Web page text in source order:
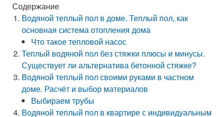
Содержание
Водяной теплый пол в доме. Теплый пол, как
основная система отопления дома
Что такое тепловой насос
Теплый водяной пол без стяжки плюсы и минусы.
Существует ли альтернатива бетонной стяжке?
Водяной теплый пол своими руками в частном
доме. Расчёт и выбор материалов
Выбираем трубы
Водяной теплый пол в квартире с индивидуальным